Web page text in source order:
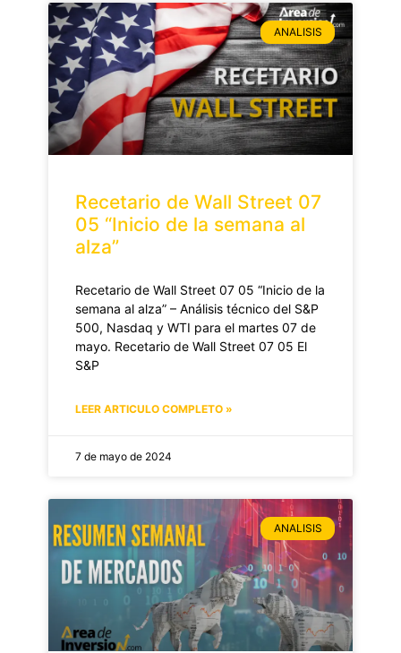
ANALISIS
Recetario de Wall Street 07
05 “Inicio de la semana al
alza”
Recetario de Wall Street 07 05 “Inicio de la
semana al alza” – Análisis técnico del S&P
500, Nasdaq y WTI para el martes 07 de
mayo. Recetario de Wall Street 07 05 El
S&P
LEER ARTICULO COMPLETO »
7 de mayo de 2024
ANALISIS